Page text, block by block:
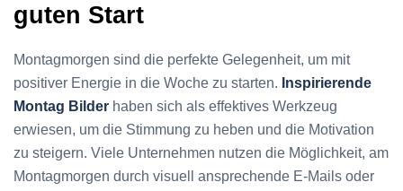
guten Start
Montagmorgen sind die perfekte Gelegenheit, um mit
positiver Energie in die Woche zu starten. Inspirierende
Montag Bilder haben sich als effektives Werkzeug
erwiesen, um die Stimmung zu heben und die Motivation
zu steigern. Viele Unternehmen nutzen die Möglichkeit, am
Montagmorgen durch visuell ansprechende E-Mails oder